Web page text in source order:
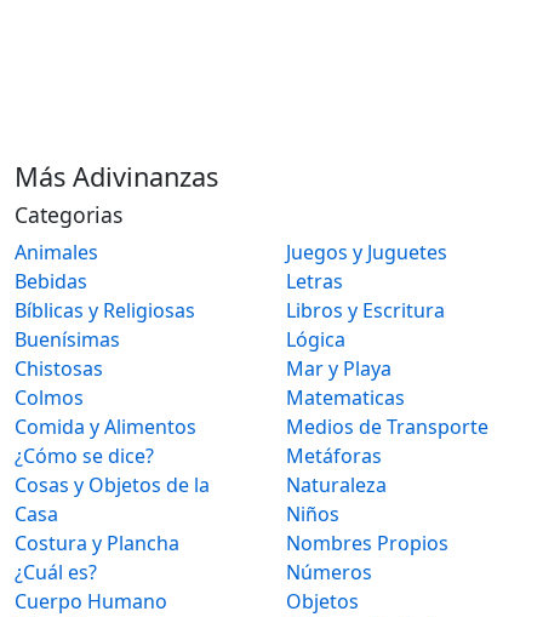
Más Adivinanzas
Categorias
Animales
Bebidas
Bíblicas y Religiosas
Buenísimas
Chistosas
Colmos
Comida y Alimentos
¿Cómo se dice?
Cosas y Objetos de la
Casa
Costura y Plancha
¿Cuál es?
Cuerpo Humano
Juegos y Juguetes
Letras
Libros y Escritura
Lógica
Mar y Playa
Matematicas
Medios de Transporte
Metáforas
Naturaleza
Niños
Nombres Propios
Números
Objetos